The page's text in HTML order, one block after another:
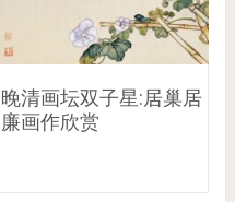
晚清画坛双子星:居巢居
廉画作欣赏